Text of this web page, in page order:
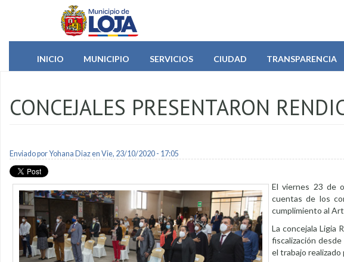
Pasar al contenido principal
INICIO
MUNICIPIO SERVICIOS CIUDAD TRANSPARENCIA
CONCEJALES PRESENTARON
Enviado porYohana Diazen Vie, 23/10/2020 - 17:05
El viernes 23 de
cuentas de los
cumplimiento al
La concejala Ligia
fiscalización
el trabajo